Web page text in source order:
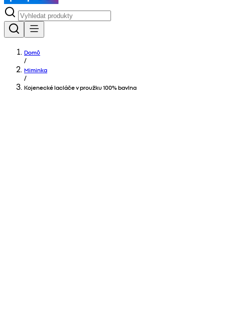
Domů
/
Miminka
/
Kojenecké lacláče v proužku 100% bavlna